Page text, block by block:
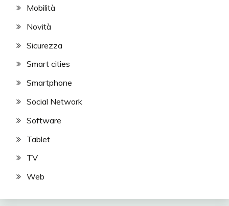
Mobilità
Novità
Sicurezza
Smart cities
Smartphone
Social Network
Software
Tablet
TV
Web